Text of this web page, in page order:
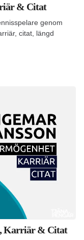
& Citat
genom
citat, längd
Karriär & Citat